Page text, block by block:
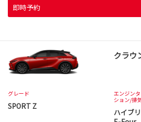
即時予約
クラウ
グレード
SPORT Z
エンジン
ション/排
ハイブ